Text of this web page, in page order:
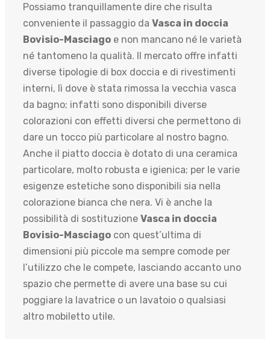
Possiamo tranquillamente dire che risulta
conveniente il passaggio da Vasca in doccia
Bovisio-Masciago e non mancano né le varietà
né tantomeno la qualità. Il mercato offre infatti
diverse tipologie di box doccia e di rivestimenti
interni, lì dove è stata rimossa la vecchia vasca
da bagno; infatti sono disponibili diverse
colorazioni con effetti diversi che permettono di
dare un tocco più particolare al nostro bagno.
Anche il piatto doccia è dotato di una ceramica
particolare, molto robusta e igienica; per le varie
esigenze estetiche sono disponibili sia nella
colorazione bianca che nera. Vi è anche la
possibilità di sostituzione Vasca in doccia
Bovisio-Masciago con quest’ultima di
dimensioni più piccole ma sempre comode per
l’utilizzo che le compete, lasciando accanto uno
spazio che permette di avere una base su cui
poggiare la lavatrice o un lavatoio o qualsiasi
altro mobiletto utile.